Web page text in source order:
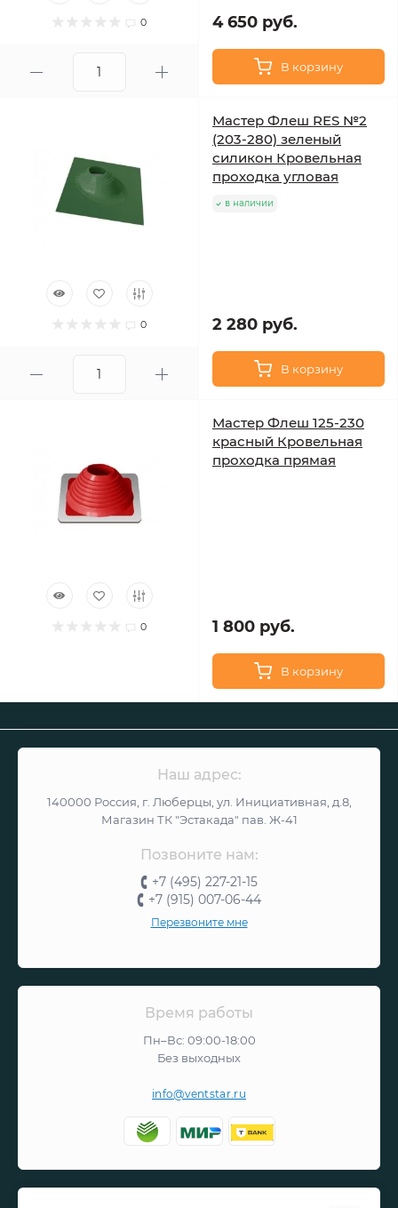
0 4 650 руб.
В корзину
0
Мастер Флеш RES №2
(203-280) зеленый
силикон Кровельная
проходка угловая
в наличии
2 280 руб.
В корзину
0
Мастер Флеш 125-230
красный Кровельная
проходка прямая
1 800 руб.
В корзину
Наш адрес:
140000 Россия, г. Люберцы, ул. Инициативная, д.8,
Магазин ТК "Эстакада" пав. Ж-41
Позвоните нам:
+7 (495) 227-21-15
+7 (915) 007-06-44
Перезвоните мне
Время работы
Пн–Вс: 09:00-18:00
Без выходных
info@ventstar.ru